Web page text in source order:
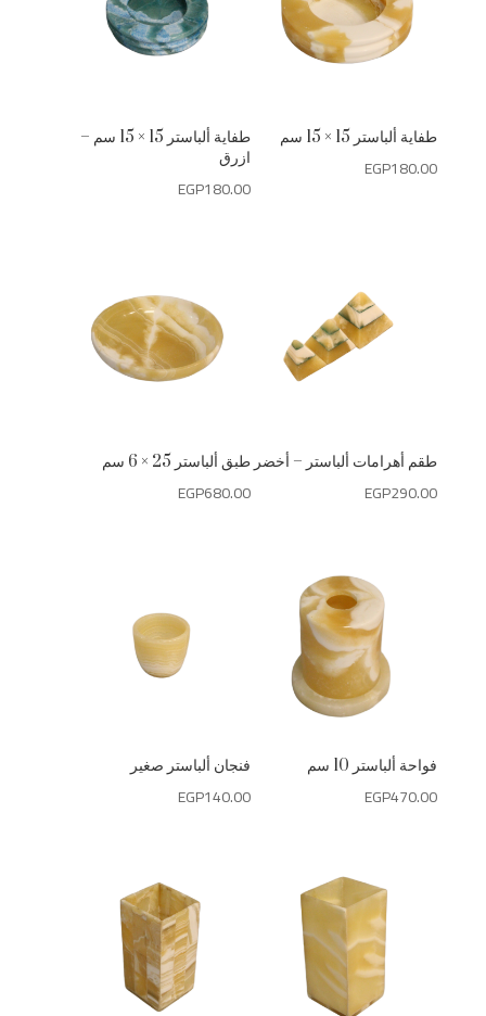
طفاية ألباستر 15 × 15 سم –
ازرق
EGP180.00
طفاية ألباستر 15 × 15 سم
EGP180.00
طبق ألباستر 25 × 6 سم
EGP680.00
طقم أهرامات ألباستر – أخضر
EGP290.00
فنجان ألباستر صغير
EGP140.00
فواحة ألباستر 10 سم
EGP470.00